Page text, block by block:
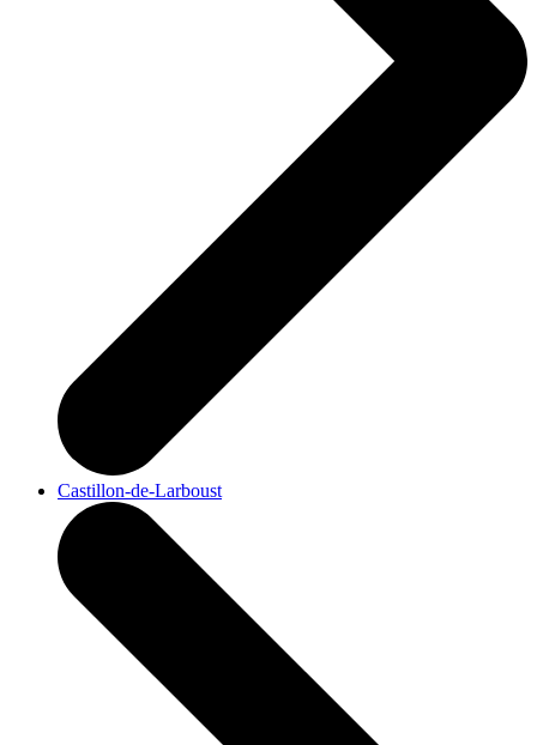
Castillon-de-Larboust